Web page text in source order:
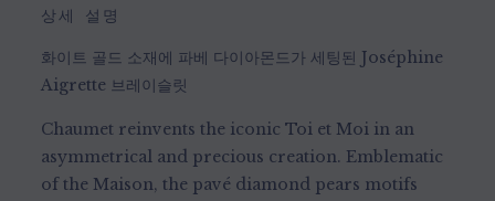
상세 설명
화이트 골드 소재에 파베 다이아몬드가 세팅된 Joséphine
Aigrette 브레이슬릿
Chaumet reinvents the iconic Toi et Moi in an
asymmetrical and precious creation. Emblematic
of the Maison, the pavé diamond pears motifs